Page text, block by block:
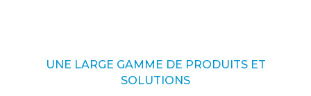
UNE LARGE GAMME DE PRODUITS ET
SOLUTIONS